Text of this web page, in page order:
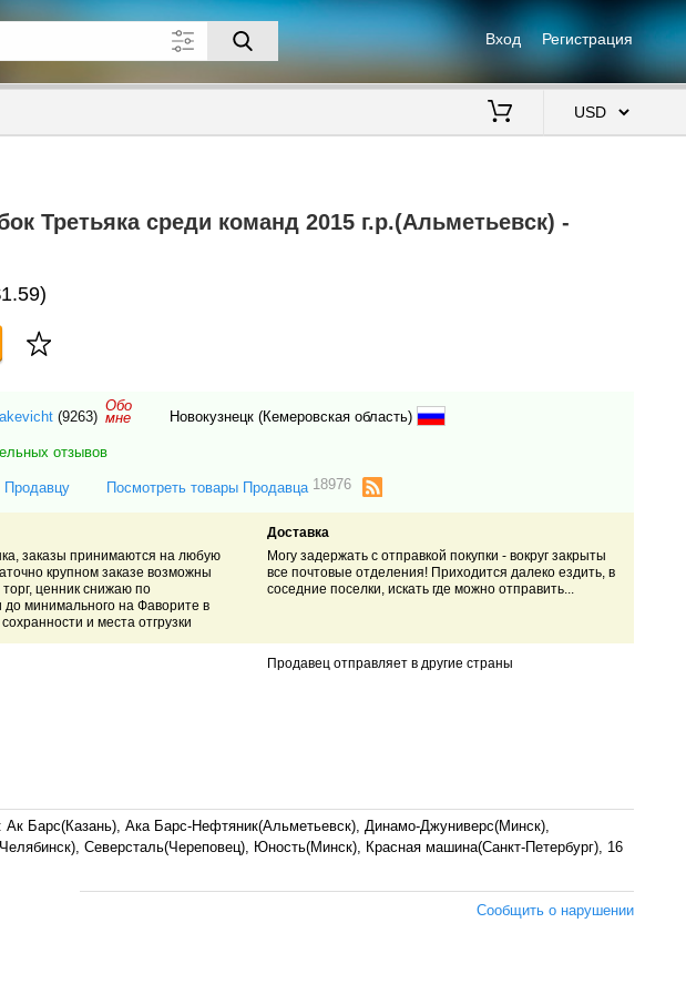
Вход Регистрация
Третьяка среди команд 2015 г.р.(Альметьевск) -
(9263)
Обо
мне Новокузнецк (Кемеровская область)
отзывов
Продавцу Посмотреть товары Продавца 18976
заказы принимаются на любую
крупном заказе возможны
торг, ценник снижаю по
до минимального на Фаворите в
и места отгрузки
Доставка
Могу задержать с отправкой покупки - вокруг закрыты
все почтовые отделения! Приходится далеко ездить, в
соседние поселки, искать где можно отправить...
Продавец отправляет в другие страны
Ак Барс(Казань), Ака Барс-Нефтяник(Альметьевск), Динамо-Джуниверс(Минск),
Северсталь(Череповец), Юность(Минск), Красная машина(Санкт-Петербург), 16
Сообщить о нарушении